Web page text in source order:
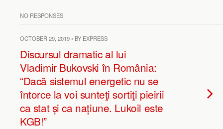
NO RESPONSES
OCTOBER 29, 2019 • BY EXPRESS
Discursul dramatic al lui
Vladimir Bukovski în România:
“Dacă sistemul energetic nu se
întorce la voi sunteţi sortiţi pieirii
ca stat și ca națiune. Lukoil este
KGB!”